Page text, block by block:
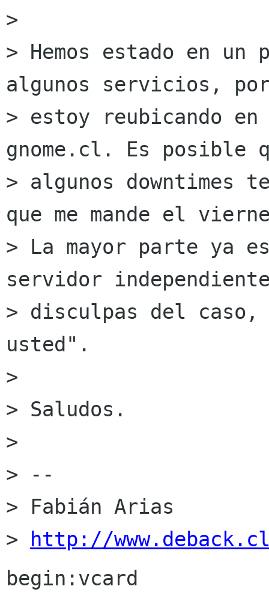
>
> Hemos estado en un
algunos servicios,
> estoy reubicando
gnome.cl. Es posible
> algunos downtimes
que me mande el
> La mayor parte ya
servidor
> disculpas del caso,
usted".
>
> Saludos.
>
> --
> Fabián Arias
>
http://
begin:vcard